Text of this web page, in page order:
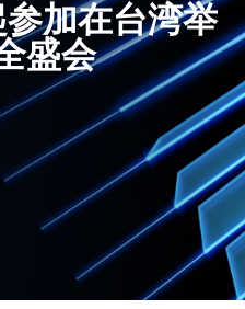
参加在台湾举
盛会